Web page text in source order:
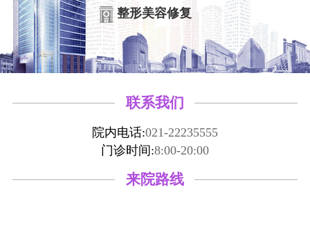
整形美容修复
联系我们
院内电话:021-22235555
门诊时间:8:00-20:00
来院路线